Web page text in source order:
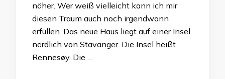
näher. Wer weiß vielleicht kann ich mir
diesen Traum auch noch irgendwann
erfüllen. Das neue Haus liegt auf einer Insel
nördlich von Stavanger. Die Insel heißt
Rennesøy. Die …